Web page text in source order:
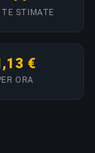
STIMATE
€
ORA